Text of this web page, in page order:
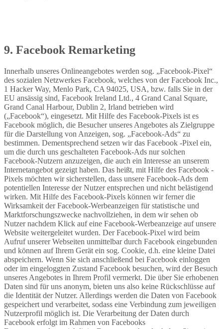
9. Facebook Remarketing
Innerhalb unseres Onlineangebotes werden sog. „Facebook-Pixel“
des sozialen Netzwerkes Facebook, welches von der Facebook Inc.,
1 Hacker Way, Menlo Park, CA 94025, USA, bzw. falls Sie in der
EU ansässig sind, Facebook Ireland Ltd., 4 Grand Canal Square,
Grand Canal Harbour, Dublin 2, Irland betrieben wird
(„Facebook“), eingesetzt. Mit Hilfe des Facebook-Pixels ist es
Facebook möglich, die Besucher unseres Angebotes als Zielgruppe
für die Darstellung von Anzeigen, sog. „Facebook-Ads“ zu
bestimmen. Dementsprechend setzen wir das Facebook -Pixel ein,
um die durch uns geschalteten Facebook-Ads nur solchen
Facebook-Nutzern anzuzeigen, die auch ein Interesse an unserem
Internetangebot gezeigt haben. Das heißt, mit Hilfe des Facebook -
Pixels möchten wir sicherstellen, dass unsere Facebook-Ads dem
potentiellen Interesse der Nutzer entsprechen und nicht belästigend
wirken. Mit Hilfe des Facebook-Pixels können wir ferner die
Wirksamkeit der Facebook-Werbeanzeigen für statistische und
Marktforschungszwecke nachvollziehen, in dem wir sehen ob
Nutzer nachdem Klick auf eine Facebook-Werbeanzeige auf unsere
Website weitergeleitet wurden. Der Facebook-Pixel wird beim
Aufruf unserer Webseiten unmittelbar durch Facebook eingebunden
und können auf Ihrem Gerät ein sog. Cookie, d.h. eine kleine Datei
abspeichern. Wenn Sie sich anschließend bei Facebook einloggen
oder im eingeloggten Zustand Facebook besuchen, wird der Besuch
unseres Angebotes in Ihrem Profil vermerkt. Die über Sie erhobenen
Daten sind für uns anonym, bieten uns also keine Rückschlüsse auf
die Identität der Nutzer. Allerdings werden die Daten von Facebook
gespeichert und verarbeitet, sodass eine Verbindung zum jeweiligen
Nutzerprofil möglich ist. Die Verarbeitung der Daten durch
Facebook erfolgt im Rahmen von Facebooks